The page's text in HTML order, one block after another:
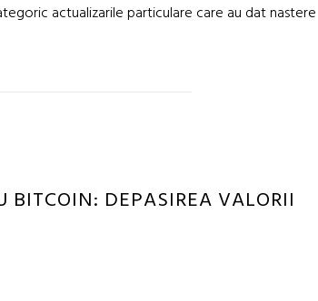
actualizarile particulare care au dat nastere
BITCOIN: DEPASIREA VALORII